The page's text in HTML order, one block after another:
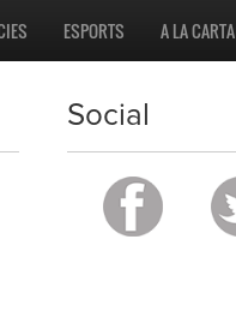
A LA CARTA
ESPORTS
Social